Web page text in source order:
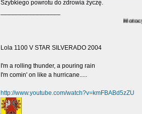
Szybkiego powrotu do zdrowia życzę.
Lola 1100 V STAR SILVERADO 2004
I'm a rolling thunder, a pouring rain
I'm comin' on like a hurricane.....
http://www.youtube.com/watch?v=kmFBABd5zZU